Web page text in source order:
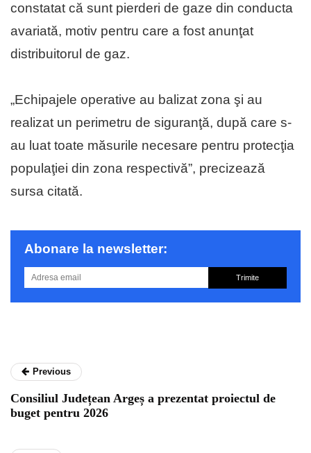
constatat că sunt pierderi de gaze din conducta
avariată, motiv pentru care a fost anunţat
distribuitorul de gaz.
„Echipajele operative au balizat zona şi au
realizat un perimetru de siguranţă, după care s-
au luat toate măsurile necesare pentru protecţia
populaţiei din zona respectivă”, precizează
sursa citată.
Abonare la newsletter:
Trimite
Previous
Consiliul Județean Argeș a prezentat proiectul de
buget pentru 2026